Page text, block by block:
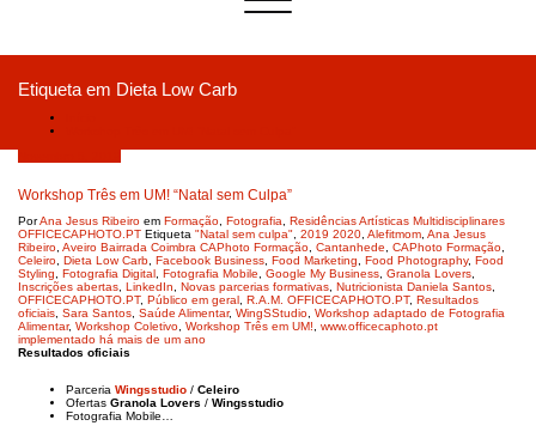
Etiqueta em Dieta Low Carb
Workshop Três em UM! “Natal sem Culpa”
PorAna Jesus Ribeiro em Formação Fotografia
Residências Artísticas Multidisciplinares
OFFICECAPHOTO.PT Etiqueta "Natal sem culpa" 2019 2020 Alefitmom Ana Jesus
Ribeiro Aveiro Bairrada Coimbra CAPhoto Formação Cantanhede CAPhoto Formação
Celeiro Dieta Low Carb Facebook Business Food Marketing Food Photography, Food
Styling
Fotografia Digital Fotografia Mobile Google My Business Granola Lovers
Inscrições abertas LinkedIn Novas parcerias formativas Nutricionista Daniela Santos
OFFICECAPHOTO.PT, Público em geral R.A.M. OFFICECAPHOTO.PT, Resultados
oficiais Sara Santos Saúde Alimentar, WingSStudio Workshop adaptado de Fotografia
Alimentar, Workshop Coletivo Workshop Três em UM!
www.officecaphoto.pt
implementado há mais de um ano
Resultados oficiais
Parceria Wingsstudio / Celeiro
Ofertas Granola Lovers / Wingsstudio
Fotografia Mobile…